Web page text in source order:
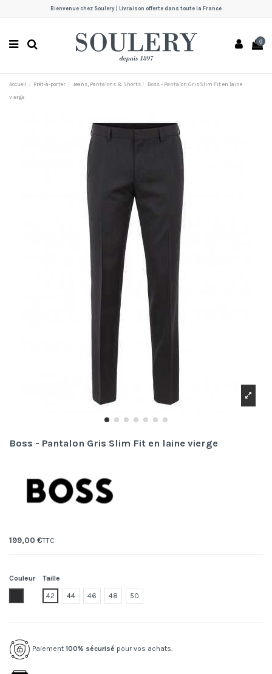
Bienvenue chez Soulery | Livraison offerte dans toute la France
0
Accueil Prêt-à-porter Jeans, Pantalons & Shorts Boss - Pantalon Gris Slim Fit en laine
vierge
Boss - Pantalon Gris Slim Fit en laine vierge
199,00 €TTC
Couleur
Taille
42 44 46 48 50
Paiement 100% sécurisé pour vos achats.